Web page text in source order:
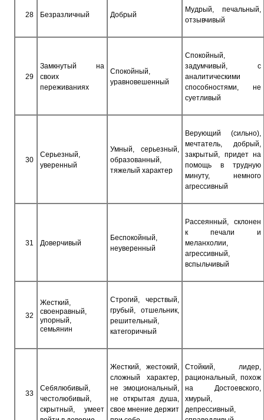
28 Безразличный Добрый
Мудрый, печальный,
отзывчивый
29
Замкнутый на
своих
переживаниях
Спокойный,
уравновешенный
Спокойный,
задумчивый, с
аналитическими
способностями, не
суетливый
30
Серьезный,
уверенный
Умный, серьезный,
образованный,
тяжелый характер
Верующий (сильно),
мечтатель, добрый,
закрытый, придет на
помощь в трудную
минуту, немного
агрессивный
31 Доверчивый
Беспокойный,
неуверенный
Рассеянный, склонен
к печали и
меланхолии,
агрессивный,
вспыльчивый
32
Жесткий,
своенравный,
упорный,
семьянин
Строгий, черствый,
грубый, отшельник,
решительный,
категоричный
33
Себялюбивый,
честолюбивый,
скрытный, умеет
Жесткий, жестокий,
сложный характер,
не эмоциональный,
не открытая душа,
свое мнение держит
Стойкий, лидер,
рациональный, похож
на Достоевского,
хмурый,
депрессивный,